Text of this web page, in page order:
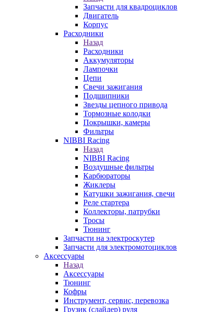
Запчасти для квадроциклов
Двигатель
Корпус
Расходники
Назад
Расходники
Аккумуляторы
Лампочки
Цепи
Свечи зажигания
Подшипники
Звезды цепного привода
Тормозные колодки
Покрышки, камеры
Фильтры
NIBBI Racing
Назад
NIBBI Racing
Воздушные фильтры
Карбюраторы
Жиклеры
Катушки зажигания, свечи
Реле стартера
Коллекторы, патрубки
Тросы
Тюнинг
Запчасти на электроскутер
Запчасти для электромотоциклов
Аксессуары
Назад
Аксессуары
Тюнинг
Кофры
Инструмент, сервис, перевозка
Грузик (слайдер) руля